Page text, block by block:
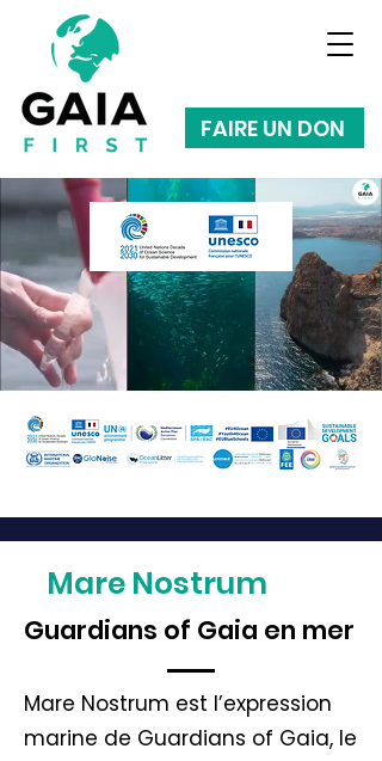
FAIRE UN DON
Mare Nostrum
Guardians of Gaia en mer
Mare Nostrum est l’expression
marine de Guardians of Gaia, le